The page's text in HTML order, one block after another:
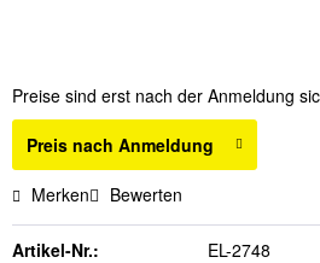
Preise sind erst nach der Anmeldung
Preis nach Anmeldung
Merken Bewerten
Artikel-Nr.: EL-2748